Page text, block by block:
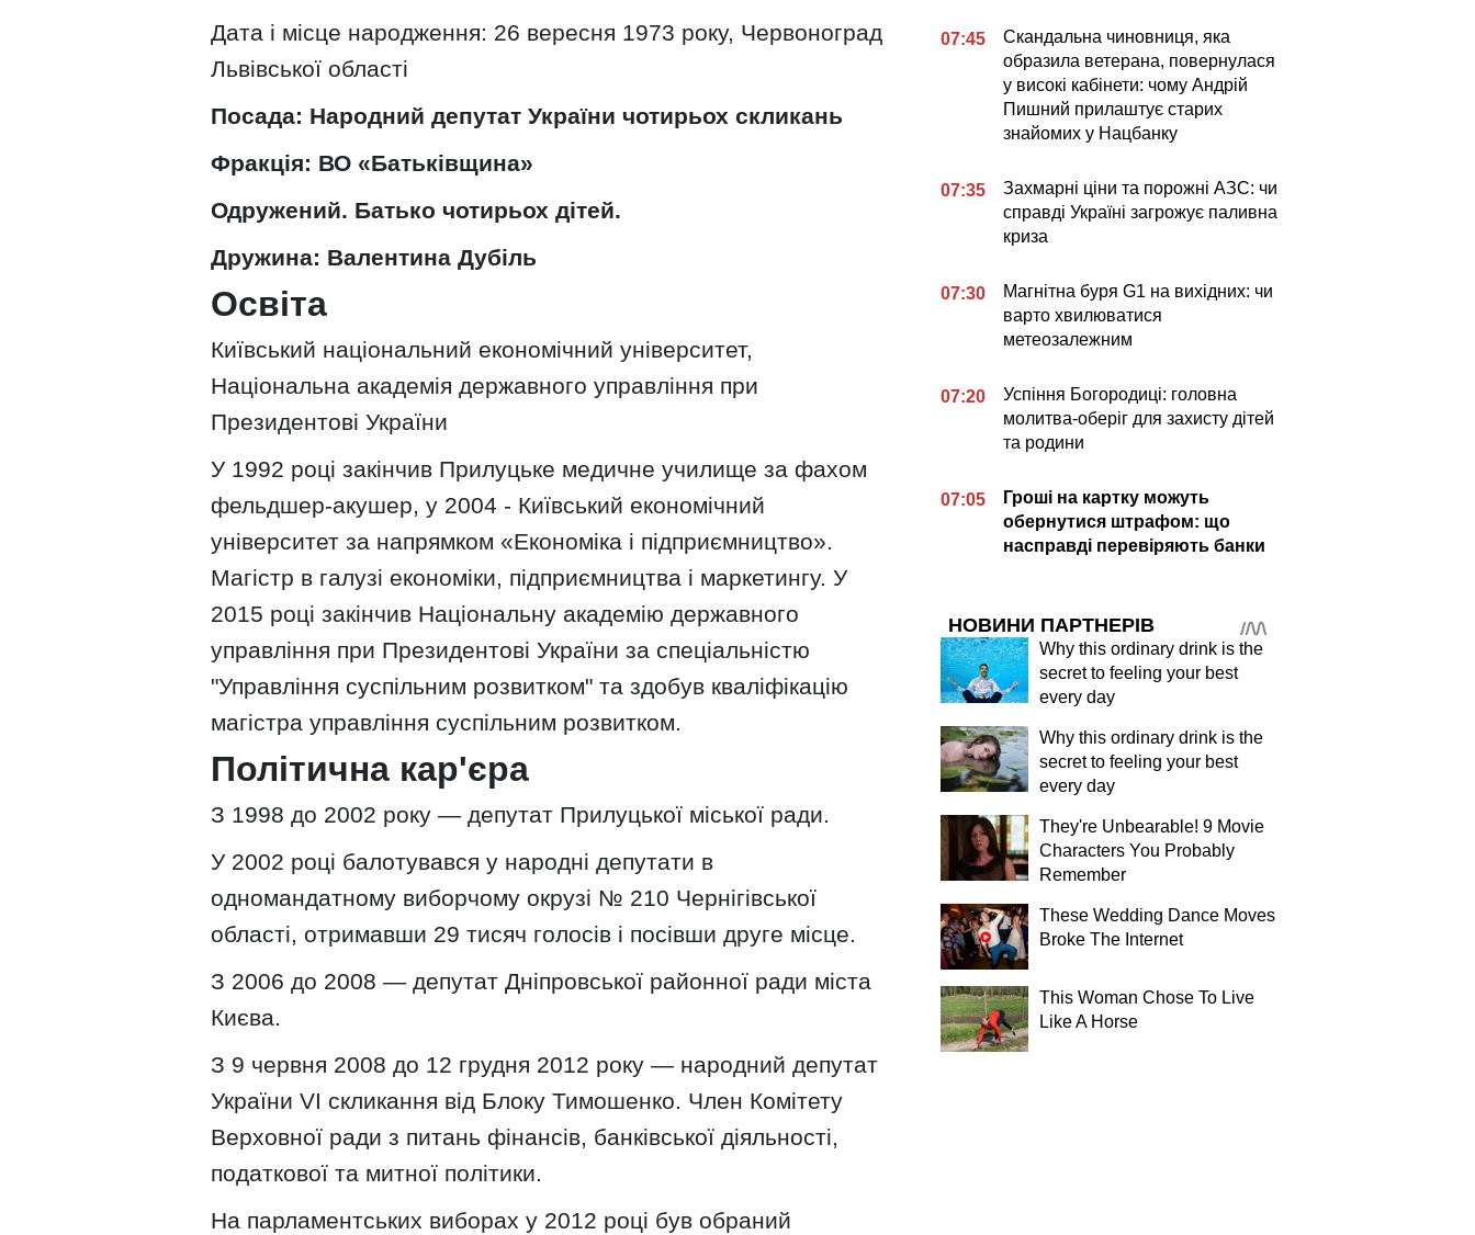
Дата і місце народження: 26 вересня 1973 року, Червоноград
Львівської області
Посада: Народний депутат України чотирьох скликань
Фракція: ВО «Батьківщина»
Одружений. Батько чотирьох дітей.
Дружина: Валентина Дубіль
Освіта
Київський національний економічний університет,
Національна академія державного управління при
Президентові України
У 1992 році закінчив Прилуцьке медичне училище за фахом
фельдшер-акушер, у 2004 - Київський економічний
університет за напрямком «Економіка і підприємництво».
Магістр в галузі економіки, підприємництва і маркетингу. У
2015 році закінчив Національну академію державного
управління при Президентові України за спеціальністю
"Управління суспільним розвитком" та здобув кваліфікацію
магістра управління суспільним розвитком.
Політична кар'єра
З 1998 до 2002 року — депутат Прилуцької міської ради.
У 2002 році балотувався у народні депутати в
одномандатному виборчому окрузі № 210 Чернігівської
області, отримавши 29 тисяч голосів і посівши друге місце.
З 2006 до 2008 — депутат Дніпровської районної ради міста
Києва.
З 9 червня 2008 до 12 грудня 2012 року — народний депутат
України VI скликання від Блоку Тимошенко. Член Комітету
Верховної ради з питань фінансів, банківської діяльності,
податкової та митної політики.
На парламентських виборах у 2012 році був обраний
07:45
Скандальна чиновниця, яка
образила ветерана, повернулася
у високі кабінети: чому Андрій
Пишний прилаштує старих
знайомих у Нацбанку
07:35
Захмарні ціни та порожні АЗС: чи
справді Україні загрожує паливна
криза
07:30
Магнітна буря G1 на вихідних: чи
варто хвилюватися
метеозалежним
07:20
Успіння Богородиці: головна
молитва-оберіг для захисту дітей
та родини
07:05
Гроші на картку можуть
обернутися штрафом: що
насправді перевіряють банки
НОВИНИ ПАРТНЕРІВ
Why this ordinary drink is the
secret to feeling your best
every day
Why this ordinary drink is the
secret to feeling your best
every day
They're Unbearable! 9 Movie
Characters You Probably
Remember
These Wedding Dance Moves
Broke The Internet
This Woman Chose To Live
Like A Horse